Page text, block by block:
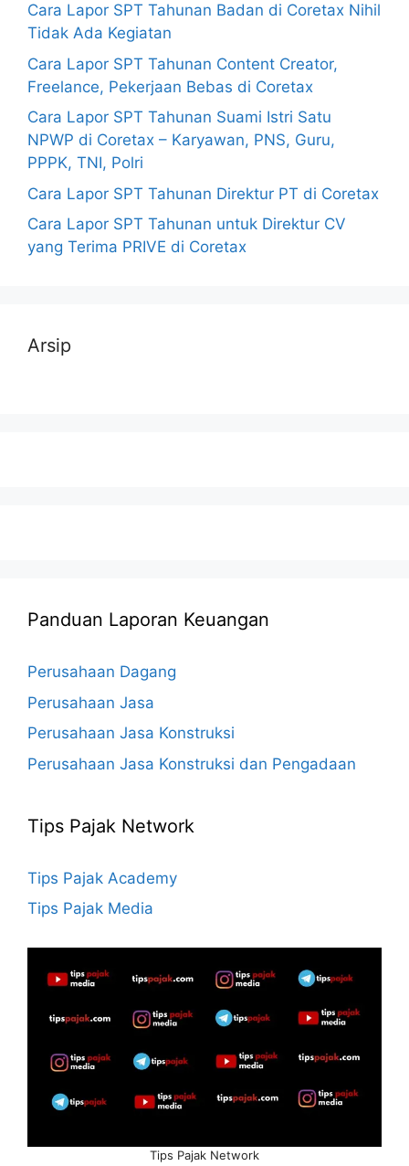
Cara Lapor SPT Tahunan Badan di Coretax Nihil
Tidak Ada Kegiatan
Cara Lapor SPT Tahunan Content Creator,
Freelance, Pekerjaan Bebas di Coretax
Cara Lapor SPT Tahunan Suami Istri Satu
NPWP di Coretax – Karyawan, PNS, Guru,
PPPK, TNI, Polri
Cara Lapor SPT Tahunan Direktur PT di Coretax
Cara Lapor SPT Tahunan untuk Direktur CV
yang Terima PRIVE di Coretax
Arsip
Panduan Laporan Keuangan
Perusahaan Dagang
Perusahaan Jasa
Perusahaan Jasa Konstruksi
Perusahaan Jasa Konstruksi dan Pengadaan
Tips Pajak Network
Tips Pajak Academy
Tips Pajak Media
Tips Pajak Network